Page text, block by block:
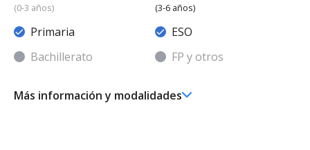
(0-3 años) (3-6 años)
Primaria
ESO
Bachillerato
FP y otros
Más información y modalidades